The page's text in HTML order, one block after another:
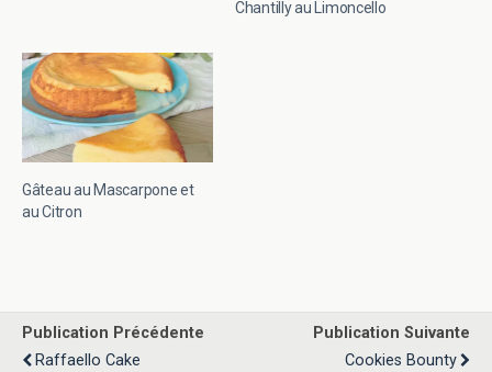
Chantilly au Limoncello
Gâteau au Mascarpone et
au Citron
Publication Précédente
Raffaello Cake
Publication Suivante
Cookies Bounty